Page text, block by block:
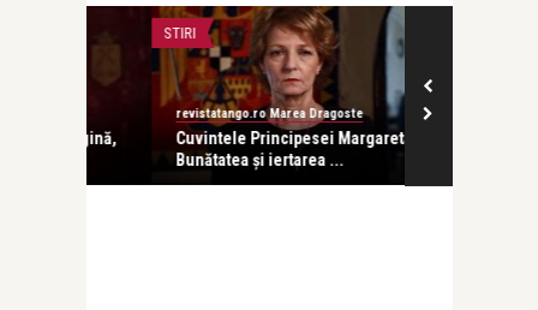
revistatango.ro Marea Dragoste
Cuvintele Principesei Margareta:
Bunătatea și iertarea ...